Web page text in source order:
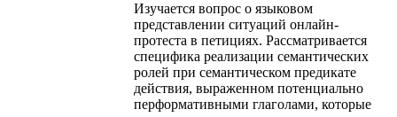
Изучается вопрос о языковом
представлении ситуаций онлайн-
протеста в петициях. Рассматривается
специфика реализации семантических
ролей при семантическом предикате
действия, выраженном потенциально
перформативными глаголами, которые